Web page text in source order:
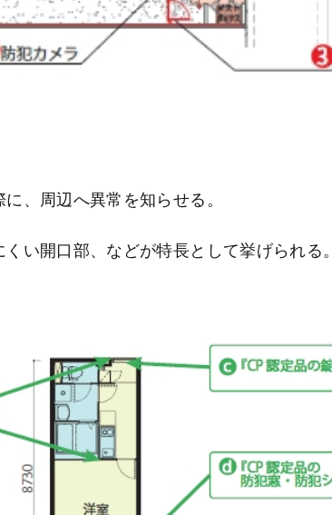
、周辺へ異常を知らせる。
い開口部、などが特長として挙げられる。